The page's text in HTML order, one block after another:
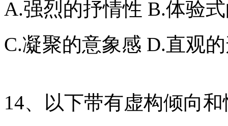
A.强烈的抒情性 B.体验
C.凝聚的意象感 D.直观
14、以下带有虚构倾向